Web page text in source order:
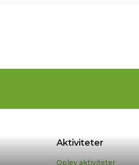
Aktiviteter
Oplev aktiviteter